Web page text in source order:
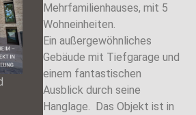
Mehrfamilienhauses, mit 5
Wohneinheiten.
Ein außergewöhnliches
Gebäude mit Tiefgarage und
einem fantastischen
Ausblick durch seine
Hanglage. Das Objekt ist in